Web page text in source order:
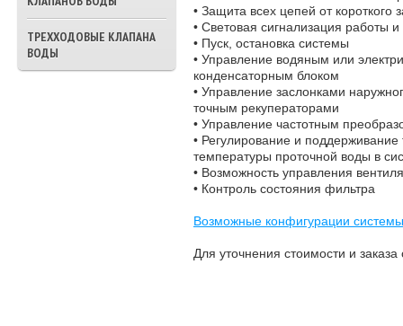
ТРЕХХОДОВЫХ
КЛАПАНОВ ВОДЫ
ТРЕХХОДОВЫЕ
КЛАПАНА ВОДЫ
ТРЕХХОДОВЫЕ КЛАПАНА
ВОДЫ
• Защита всех цепей от короткого
• Световая сигнализация работы
• Пуск, остановка системы
• Управление водяным или
конденсаторным блоком
• Управление заслонками
точным рекуператорами
• Управление частотным
• Регулирование и
температуры проточной воды в
• Возможность управления
• Контроль состояния фильтра
Возможные конфигурации
Для уточнения стоимости и